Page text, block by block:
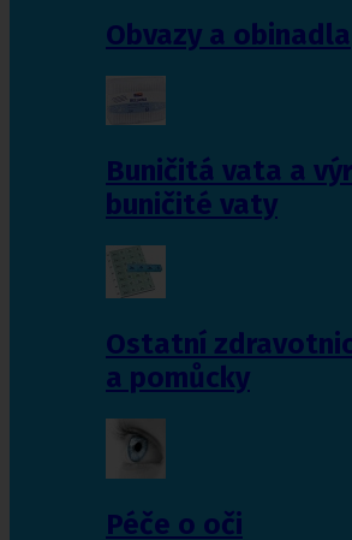
Obvazy a obinadla
Buničitá vata a
buničité vaty
Ostatní
a pomůcky
Péče o oči